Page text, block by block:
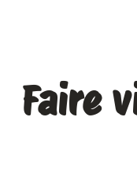
Faire